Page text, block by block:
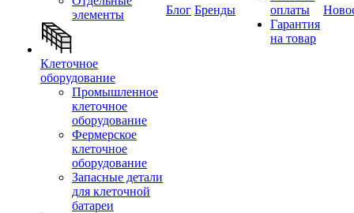
элементы
Клеточное
оборудование
Промышленное
клеточное
оборудование
Фермерское
клеточное
оборудование
Запасные детали
для клеточной
батареи
Блог Бренды
оплаты
Гарантия
на товар